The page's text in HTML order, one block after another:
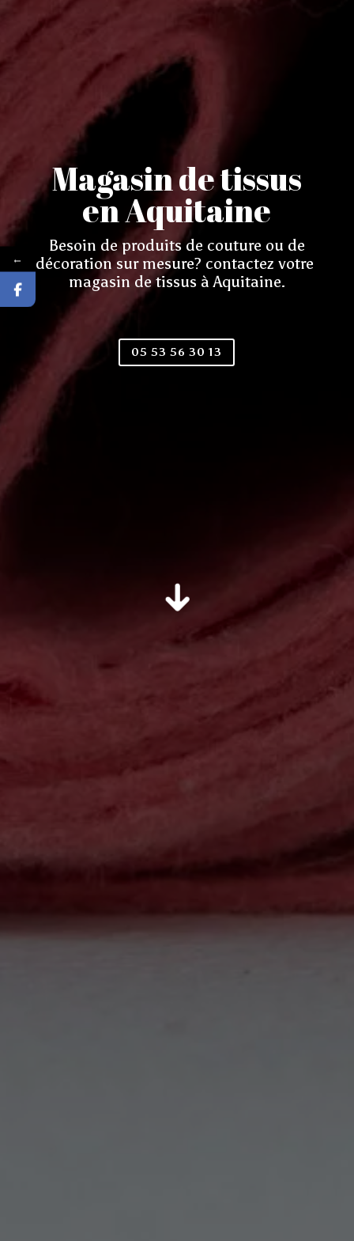
Magasin de tissus
en Aquitaine
Besoin de produits de couture ou de
décoration sur mesure? contactez votre
magasin de tissus à Aquitaine.
05 53 56 30 13
←